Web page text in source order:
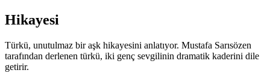
Hikayesi
Türkü, unutulmaz bir aşk hikayesini anlatıyor. Mustafa Sarısözen
tarafından derlenen türkü, iki genç sevgilinin dramatik kaderini dile
getirir.